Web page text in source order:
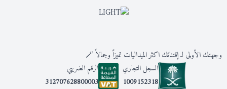
وجهتك الأولى لـ إقتنائك اكثر الميداليات تميزاً وجمالاً 🪄
السجل التجاري
1009152318
الرقم الضريبي
312707628800003